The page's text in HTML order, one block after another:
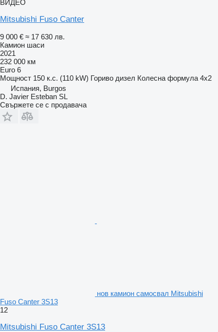
ВИДЕО
Mitsubishi Fuso Canter
9 000 € ≈ 17 630 лв.
Камион шаси
2021
232 000 км
Euro 6
Мощност 150 к.с. (110 kW) Гориво дизел Колесна формула 4x2
Испания, Burgos
D. Javier Esteban SL
Свържете се с продавача
нов камион самосвал Mitsubishi
Fuso Canter 3S13
12
Mitsubishi Fuso Canter 3S13